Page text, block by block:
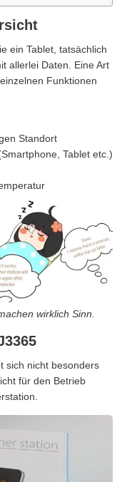
ein Tablet, tatsächlich
allerlei Daten. Eine Art
Funktionen
Standort
Tablet etc.)
wirklich Sinn.
sich nicht besonders
für den Betrieb